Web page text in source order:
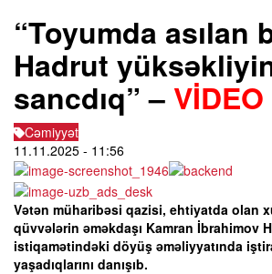
“Toyumda asılan
Hadrut
sancdıq” – VİDEO
Cəmiyyət
11.11.2025 - 11:56
Vətən müharibəsi qazisi, ehtiyatda olan
qüvvələrin əməkdaşı Kamran İbrahimov
istiqamətindəki döyüş əməliyyatında
yaşadıqlarını danışıb.